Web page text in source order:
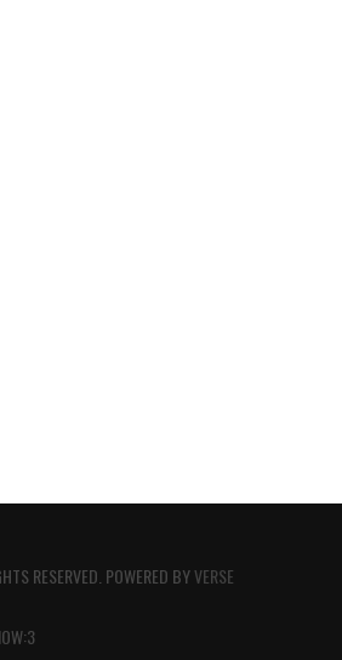
RESERVED. POWERED BYVERSE